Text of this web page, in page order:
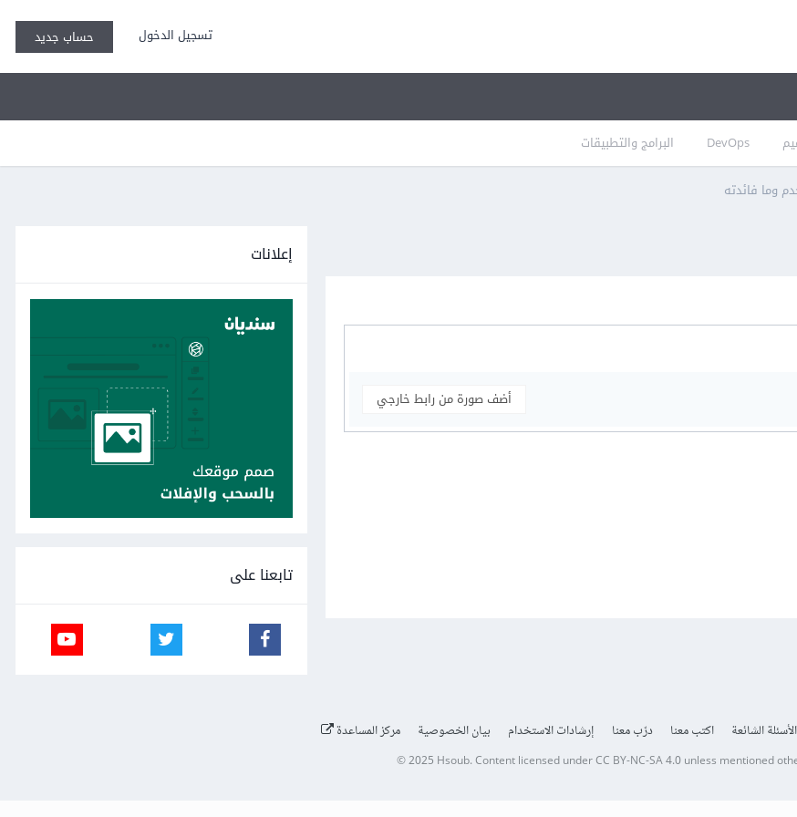
تسجيل الدخول حساب جديد
DevOps البرامج والتطبيقات
أضف صورة من رابط خارجي
إعلانات
تابعنا على
الأسئلة الشائعة اكتب معنا درّب معنا إرشادات الاستخدام بيان الخصوصية مركز المساعدة
© 2025 Hsoub.Content licensed underCC BY-NC-SA 4.0unless mentioned